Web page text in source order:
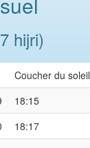
hijri)
Coucher du soleil
18:15
18:17